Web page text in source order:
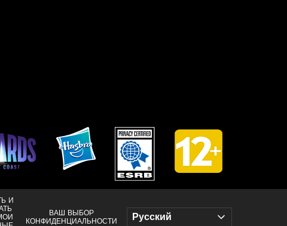
И
ВАШ ВЫБОР
КОНФИДЕНЦИАЛЬНОСТИ